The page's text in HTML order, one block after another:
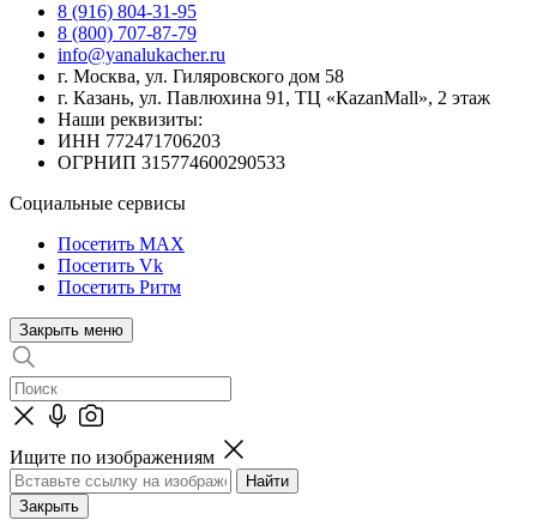
8 (916) 804-31-95
8 (800) 707-87-79
info@yanalukacher.ru
г. Москва, ул. Гиляровского дом 58
г. Казань, ул. Павлюхина 91, ТЦ «КazanMall», 2 этаж
Наши реквизиты:
ИНН 772471706203
ОГРНИП 315774600290533
Социальные сервисы
Посетить MAX
Посетить Vk
Посетить Ритм
Закрыть меню
Ищите по изображениям
Закрыть